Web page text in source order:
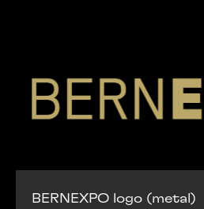
BERNEXPO logo (metal)